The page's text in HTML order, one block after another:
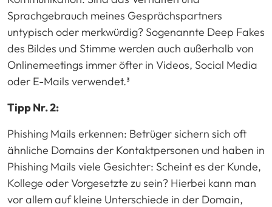
Sprachgebrauch meines Gesprächspartners
untypisch oder merkwürdig? Sogenannte Deep Fakes
des Bildes und Stimme werden auch außerhalb von
Onlinemeetings immer öfter in Videos, Social Media
oder E-Mails verwendet.³
Tipp Nr. 2:
Phishing Mails erkennen: Betrüger sichern sich oft
ähnliche Domains der Kontaktpersonen und haben in
Phishing Mails viele Gesichter: Scheint es der Kunde,
Kollege oder Vorgesetzte zu sein? Hierbei kann man
vor allem auf kleine Unterschiede in der Domain,